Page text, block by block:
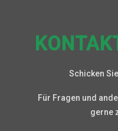
Schicken
Für Fragen und
gerne